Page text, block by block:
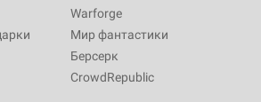
Warforge
Мир фантастики
Берсерк
CrowdRepublic